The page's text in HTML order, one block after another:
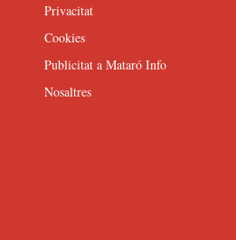
Privacitat
Cookies
Publicitat a Mataró Info
Nosaltres